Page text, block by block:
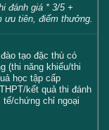
đánh giá * 3/5 +
tiên, điểm thưởng.
tạo đặc thù có
(thi năng khiếu/thi
học tập cấp
kết quả thi đánh
chứng chỉ ngoại